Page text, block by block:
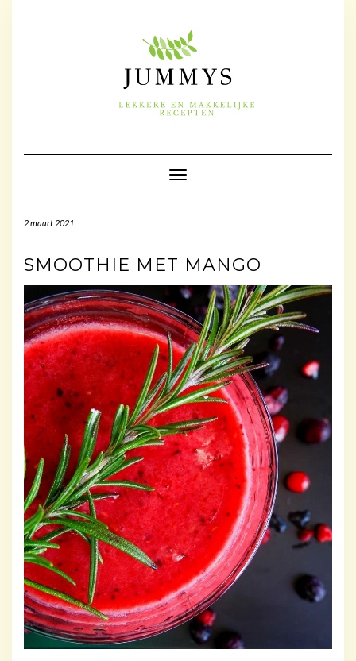
Toggle navigatie
2 maart 2021
SMOOTHIE MET MANGO